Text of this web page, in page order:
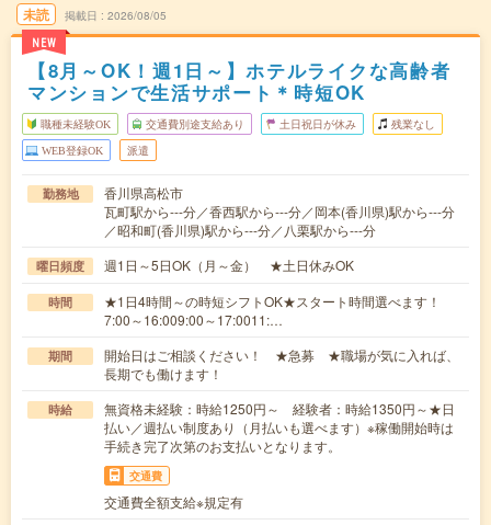
未読
NEW
掲載日 2026/08/05
【8月～OK！週1日～】ホテルライクな高齢者
マンションで生活サポート＊時短OK
職種未経験OK 交通費別途支給あり 土日祝日が休み 残業なし
WEB登録OK 派遣
勤務地
香川県高松市
瓦町駅から---分／香西駅から---分／岡本(香川県)駅から---分
／昭和町(香川県)駅から---分／八栗駅から---分
曜日頻度 週1日～5日OK（月～金） ★土日休みOK
時間
★1日4時間～の時短シフトOK★スタート時間選べます！
7:00～16:009:00～17:0011:…
期間
開始日はご相談ください！ ★急募 ★職場が気に入れば、
長期でも働けます！
時給
無資格未経験：時給1250円～ 経験者：時給1350円～★日
払い／週払い制度あり（月払いも選べます）※稼働開始時は
手続き完了次第のお支払いとなります。
交通費
交通費全額支給※規定有